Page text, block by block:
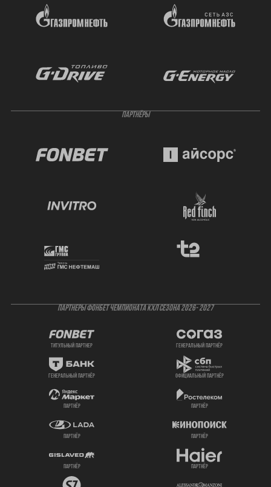
ПАРТНЁРЫ
ПАРТНЕРЫ ФОНБЕТ ЧЕМПИОНАТА КХЛ СЕЗОНА 2026- 2027
титульный партнер генеральный партнёр
генеральный партнёр официальный партнёр
партнёр партнёр
партнёр партнёр
партнёр партнёр